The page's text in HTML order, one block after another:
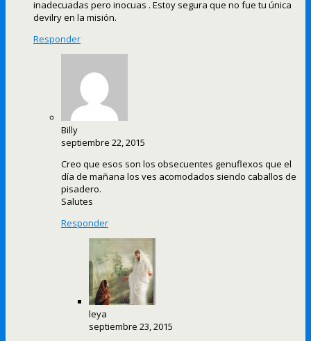
inadecuadas pero inocuas . Estoy segura que no fue tu única
devilry en la misión.
Responder
Billy
septiembre 22, 2015
Creo que esos son los obsecuentes genuflexos que el
día de mañana los ves acomodados siendo caballos de
pisadero.
Salutes
Responder
leya
septiembre 23, 2015